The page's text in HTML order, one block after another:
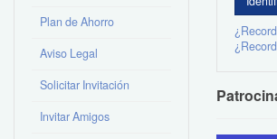
Plan de Ahorro
Aviso Legal
Solicitar Invitación
Invitar Amigos